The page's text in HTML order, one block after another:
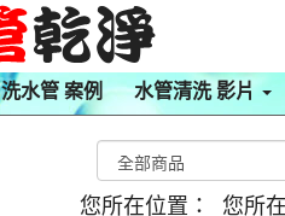
洗水管 案例 水管清洗 影片
您所在位置： 您所